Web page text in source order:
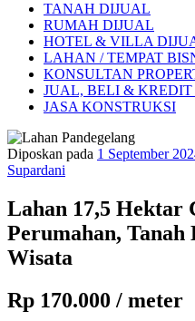
TANAH DIJUAL
RUMAH DIJUAL
HOTEL & VILLA
LAHAN / TEMPAT
KONSULTAN
JUAL, BELI &
JASA KONSTRUKSI
Diposkan pada 1 September
Supardani
Lahan 17,5 Hektar
Perumahan, Tanah
Wisata
Rp 170.000 / meter